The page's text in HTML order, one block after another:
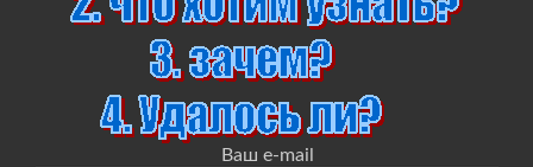
Ваш e-mail